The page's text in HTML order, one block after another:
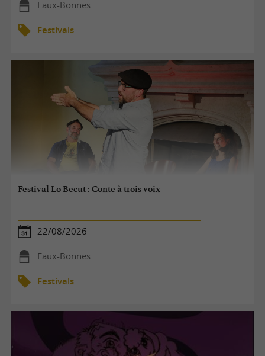
Eaux-Bonnes
Festivals
Festival Lo Becut : Conte à trois voix
22/08/2026
Eaux-Bonnes
Festivals